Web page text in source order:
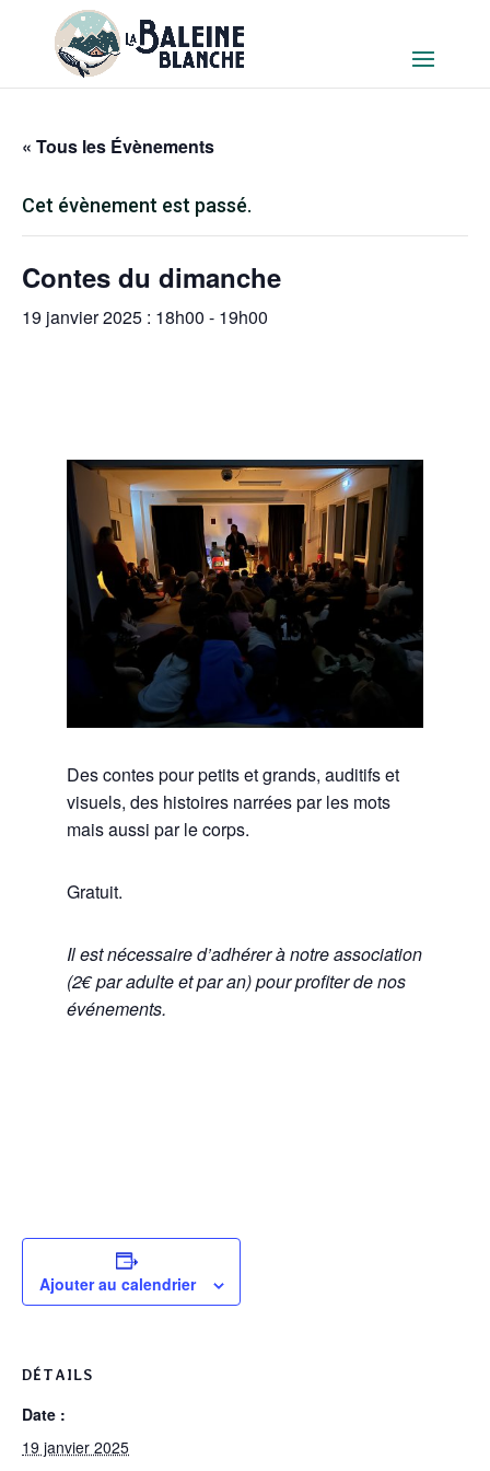
« Tous les Évènements
Cet évènement est passé.
Contes du dimanche
19 janvier 2025 : 18h00 - 19h00
Des contes pour petits et grands, auditifs et
visuels, des histoires narrées par les mots
mais aussi par le corps.
Gratuit.
Il est nécessaire d’adhérer à notre association
(2€ par adulte et par an) pour profiter de nos
événements.
Ajouter au calendrier
DÉTAILS
Date :
19 janvier 2025